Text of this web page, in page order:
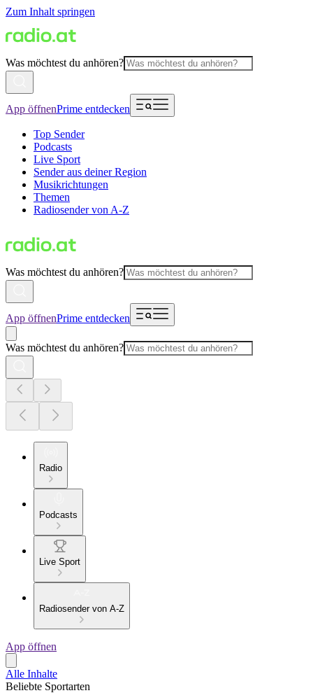
Zum Inhalt springen
Was möchtest du anhören?
App öffnenPrime entdecken
Top Sender
Podcasts
Live Sport
Sender aus deiner Region
Musikrichtungen
Themen
Radiosender von A-Z
Was möchtest du anhören?
App öffnenPrime entdecken
Was möchtest du anhören?
Radio
Podcasts
Live Sport
Radiosender von A-Z
App öffnen
Alle Inhalte
Beliebte Sportarten